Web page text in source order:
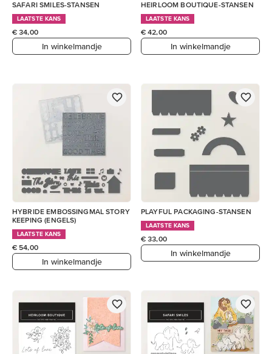
SAFARI SMILES-STANSEN
LAATSTE KANS
€ 34,00
In winkelmandje
HEIRLOOM BOUTIQUE-STANSEN
LAATSTE KANS
€ 42,00
In winkelmandje
HYBRIDE EMBOSSINGMAL STORY
KEEPING (ENGELS)
LAATSTE KANS
€ 54,00
In winkelmandje
PLAYFUL PACKAGING-STANSEN
LAATSTE KANS
€ 33,00
In winkelmandje